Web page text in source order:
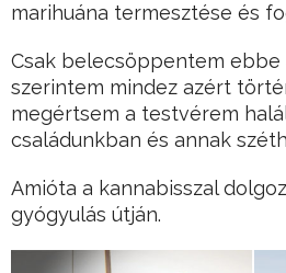
marihuána termesztése és
Csak belecsöppentem ebbe
szerintem mindez azért
megértsem a testvérem
családunkban és annak
Amióta a kannabisszal
gyógyulás útján.